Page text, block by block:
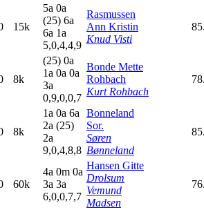
15k
5a 0a
(25) 6a
6a 1a
5,0,4,4,9
Rasmussen
Ann Kristin
Knud Visti
8k
(25) 0a
1a 0a 0a
3a
0,9,0,0,7
Bonde Mette
Rohbach
Kurt Rohbach
8k
1a 0a 6a
2a (25)
2a
9,0,4,8,8
Bonneland
Sor.
Søren
Bønneland
60k
4a 0m 0a
3a 3a
6,0,0,7,7
Hansen Gitte
Drolsum
Vemund
Madsen